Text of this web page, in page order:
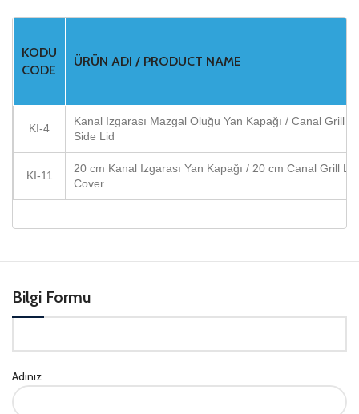
KODU
CODE
ÜRÜN ADI / PRODUCT NAME
KI-4
Kanal Izgarası Mazgal Oluğu Yan Kapağı / Canal Grill
Side Lid
KI-11
20 cm Kanal Izgarası Yan Kapağı / 20 cm Canal Grill
Cover
Bilgi Formu
Adınız